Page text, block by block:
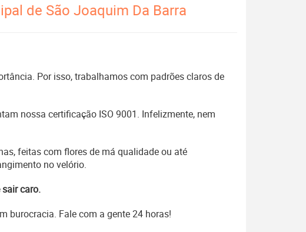
de São Joaquim Da Barra
Por isso, trabalhamos com padrões claros de
nossa certificação ISO 9001. Infelizmente, nem
feitas com flores de má qualidade ou até
no velório.
caro.
burocracia. Fale com a gente 24 horas!